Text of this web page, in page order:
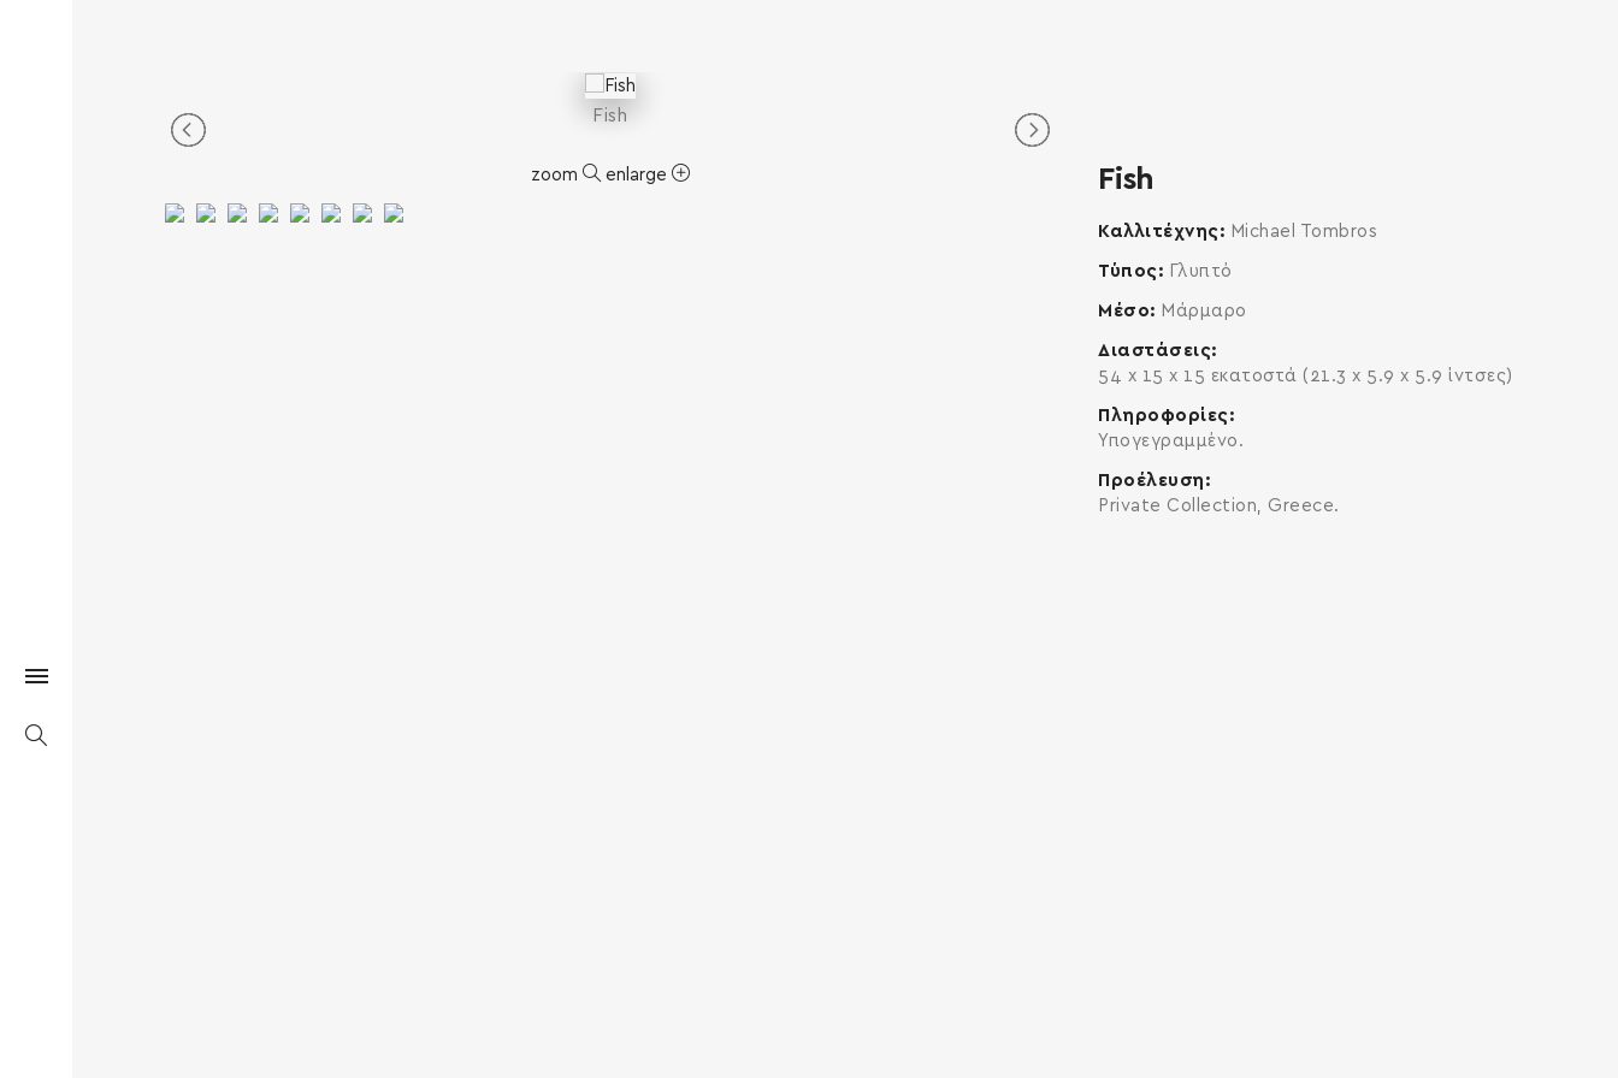
Fish
zoom enlarge Fish
Καλλιτέχνης Michael Tombros
Τύπος Γλυπτό
Μέσο Μάρμαρο
Διαστάσεις
54 x 15 x 15 εκατοστά (21.3 x 5.9 x 5.9 ίντσες)
Πληροφορίες
Υπογεγραμμένο.
Προέλευση
Private Collection, Greece.